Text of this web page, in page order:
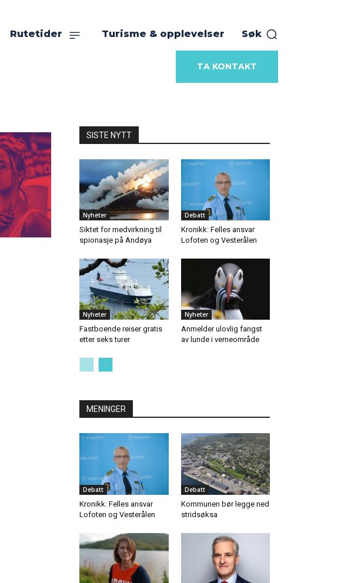
Rutetider Turisme & opplevelser Søk
TA KONTAKT
SISTE NYTT
Nyheter
Siktet for medvirkning til
spionasje på Andøya
Debatt
Kronikk: Felles ansvar
Lofoten og Vesterålen
Nyheter
Fastboende reiser gratis
etter seks turer
Nyheter
Anmelder ulovlig fangst
av lunde i verneområde
MENINGER
Debatt
Kronikk: Felles ansvar
Lofoten og Vesterålen
Debatt
Kommunen bør legge ned
stridsøksa